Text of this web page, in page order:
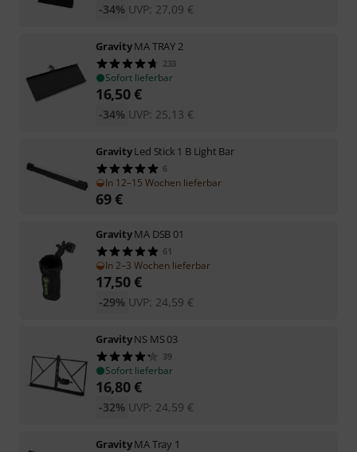
UVP: 27,09 €
-34%
GravityMA TRAY 2
233
Sofort lieferbar
16,50€
UVP: 25,13 €
-34%
GravityLed Stick 1 B Light Bar
6
In 12–15 Wochen lieferbar
69€
GravityMA DSB 01
61
In 2–3 Wochen lieferbar
17,50€
UVP: 24,59 €
-29%
GravityNS MS 03
39
Sofort lieferbar
16,80€
UVP: 24,59 €
-32%
GravityMA Tray 1